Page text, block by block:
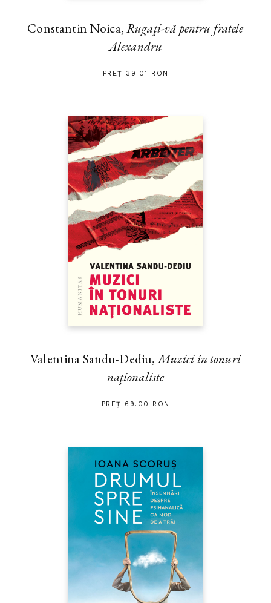
Constantin Noica,Rugaţi-vă pentru fratele
Alexandru
PREȚ 39.01 RON
Valentina Sandu-Dediu,Muzici în tonuri
naţionaliste
PREȚ 69.00 RON